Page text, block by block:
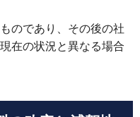
のであり、その後の社
在の状況と異なる場合